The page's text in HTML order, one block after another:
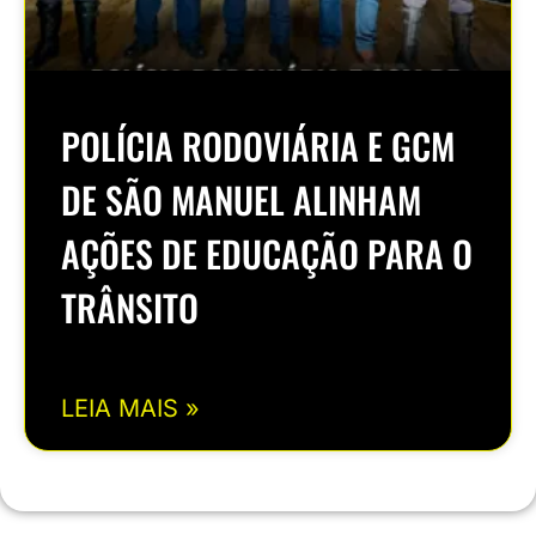
POLÍCIA RODOVIÁRIA E GCM
DE SÃO MANUEL ALINHAM
AÇÕES DE EDUCAÇÃO PARA O
TRÂNSITO
LEIA MAIS »